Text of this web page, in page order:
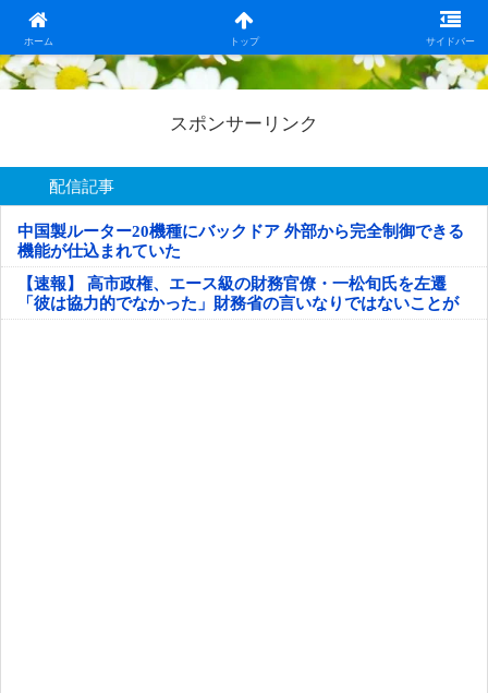
ホーム トップ サイドバー
日本第一！ニュース録
スポンサーリンク
配信記事
中国製ルーター20機種にバックドア 外部から完全制御できる
機能が仕込まれていた
【速報】 高市政権、エース級の財務官僚・一松旬氏を左遷
「彼は協力的でなかった」財務省の言いなりではないことが
判明